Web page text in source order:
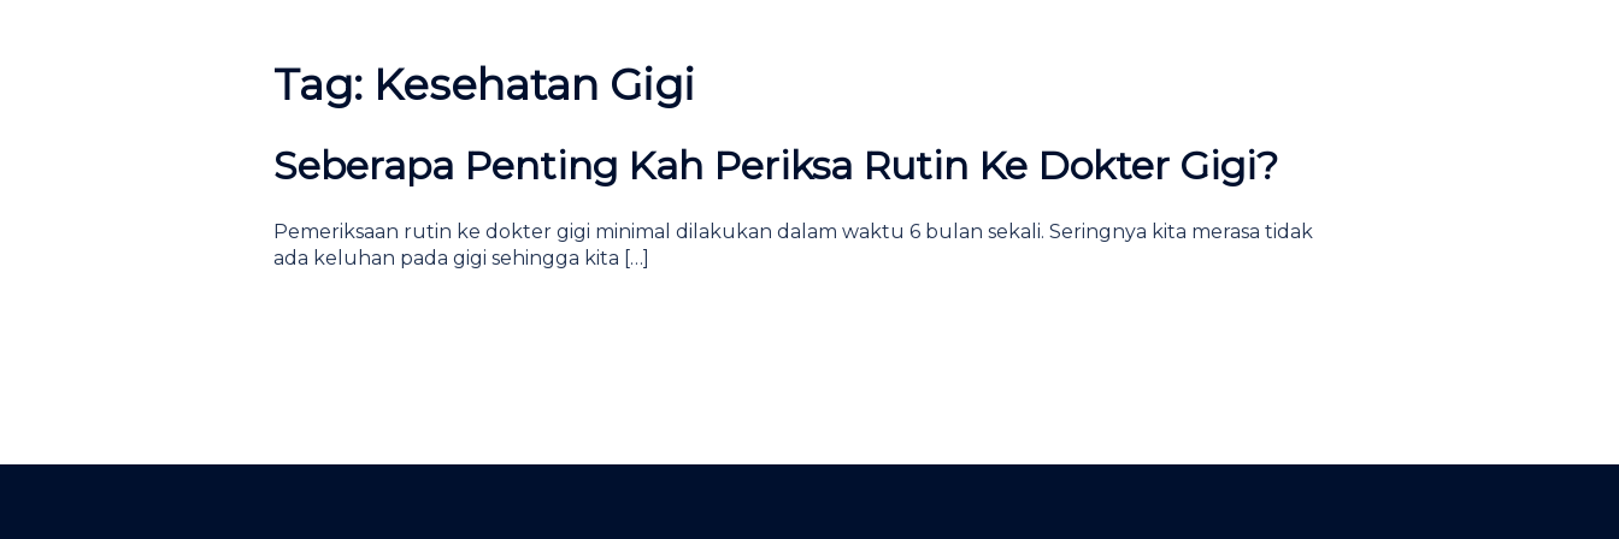
Tag: Kesehatan Gigi
Seberapa Penting Kah Periksa Rutin Ke Dokter Gigi?
Pemeriksaan rutin ke dokter gigi minimal dilakukan dalam waktu 6 bulan sekali. Seringnya kita merasa tidak
ada keluhan pada gigi sehingga kita […]